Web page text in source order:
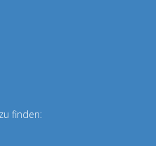
finden: